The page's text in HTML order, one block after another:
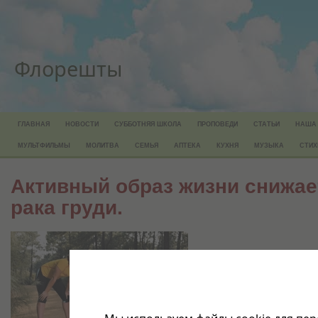
Флорешты
ГЛАВНАЯ НОВОСТИ СУББОТНЯЯ ШКОЛА ПРОПОВЕДИ СТАТЬИ НАША
МУЛЬТФИЛЬМЫ МОЛИТВА СЕМЬЯ АПТЕКА КУХНЯ МУЗЫКА
Активный образ жизни
рака груди.